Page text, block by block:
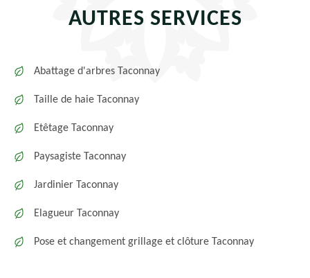
AUTRES SERVICES
Abattage d'arbres Taconnay
Taille de haie Taconnay
Etêtage Taconnay
Paysagiste Taconnay
Jardinier Taconnay
Elagueur Taconnay
Pose et changement grillage et clôture Taconnay